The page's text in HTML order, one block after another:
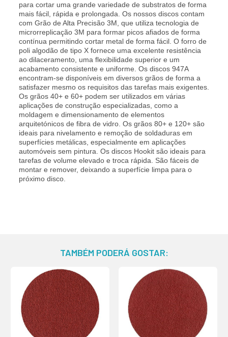
para cortar uma grande variedade de substratos de forma
mais fácil, rápida e prolongada. Os nossos discos contam
com Grão de Alta Precisão 3M, que utiliza tecnologia de
microrreplicação 3M para formar picos afiados de forma
contínua permitindo cortar metal de forma fácil. O forro de
poli algodão de tipo X fornece uma excelente resistência
ao dilaceramento, uma flexibilidade superior e um
acabamento consistente e uniforme. Os discos 947A
encontram-se disponíveis em diversos grãos de forma a
satisfazer mesmo os requisitos das tarefas mais exigentes.
Os grãos 40+ e 60+ podem ser utilizados em várias
aplicações de construção especializadas, como a
moldagem e dimensionamento de elementos
arquitetónicos de fibra de vidro. Os grãos 80+ e 120+ são
ideais para nivelamento e remoção de soldaduras em
superfícies metálicas, especialmente em aplicações
automóveis sem pintura. Os discos Hookit são ideais para
tarefas de volume elevado e troca rápida. São fáceis de
montar e remover, deixando a superfície limpa para o
próximo disco.
TAMBÉM PODERÁ GOSTAR: